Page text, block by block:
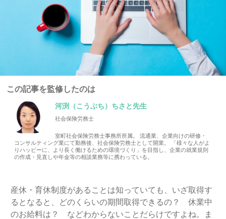
この記事を監修したのは
河渕（こうぶち）ちさと先生
社会保険労務士
室町社会保険労務士事務所所属。 流通業、企業向けの研修・
コンサルティング業にて勤務後、社会保険労務士として開業。 「様々な人がよ
りハッピーに、より長く働けるための環境づくり」を目指し、企業の就業規則
の作成・見直しや年金等の相談業務等に携わっている。
産休・育休制度があることは知っていても、いざ取得す
るとなると、どのくらいの期間取得できるの？ 休業中
のお給料は？ などわからないことだらけですよね。ま